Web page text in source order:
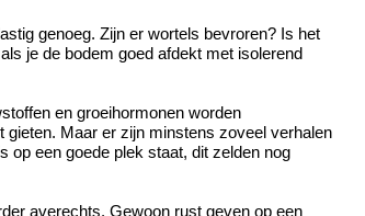
genoeg. Zijn er wortels bevroren? Is het
je de bodem goed afdekt met isolerend
en groeihormonen worden
Maar er zijn minstens zoveel verhalen
op een goede plek staat, dit zelden nog
averechts. Gewoon rust geven op een